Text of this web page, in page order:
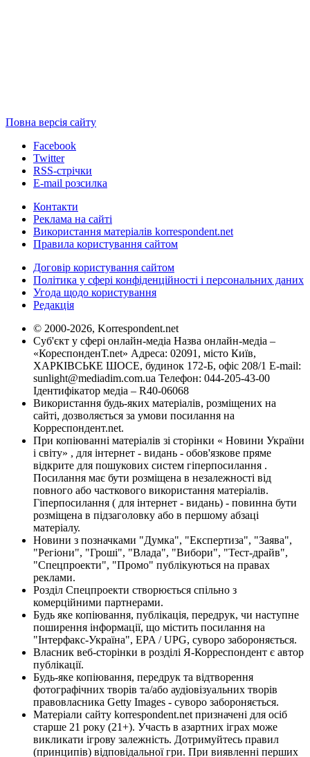
Повна версія сайту
Facebook
Twitter
RSS-стрічки
E-mail розсилка
Контакти
Реклама на сайті
Використання матеріалів korrespondent.net
Правила користування сайтом
Договір користування сайтом
Політика у сфері конфіденційності і персональних даних
Угода щодо користування
Редакція
© 2000-2026, Korrespondent.net
Суб'єкт у сфері онлайн-медіа Назва онлайн-медіа –
«КореспонденТ.net» Адреса: 02091, місто Київ,
ХАРКІВСЬКЕ ШОСЕ, будинок 172-Б, офіс 208/1 E-mail:
sunlight@mediadim.com.ua Телефон: 044-205-43-00
Ідентифікатор медіа – R40-06068
Використання будь-яких матеріалів, розміщених на
сайті, дозволяється за умови посилання на
Корреспондент.net.
При копіюванні матеріалів зі сторінки « Новини України
і світу» , для інтернет - видань - обов'язкове пряме
відкрите для пошукових систем гіперпосилання .
Посилання має бути розміщена в незалежності від
повного або часткового використання матеріалів.
Гіперпосилання ( для інтернет - видань) - повинна бути
розміщена в підзаголовку або в першому абзаці
матеріалу.
Новини з позначками "Думка", "Експертиза", "Заява",
"Регіони", "Гроші", "Влада", "Вибори", "Тест-драйв",
"Спецпроекти", "Промо" публікуються на правах
реклами.
Розділ Спецпроекти створюється спільно з
комерційними партнерами.
Будь яке копіювання, публікація, передрук, чи наступне
поширення інформації, що містить посилання на
"Інтерфакс-Україна", EPA / UPG, суворо забороняється.
Власник веб-сторінки в розділі Я-Корреспондент є автор
публікації.
Будь-яке копіювання, передрук та відтворення
фотографічних творів та/або аудіовізуальних творів
правовласника Getty Images - суворо забороняється.
Матеріали сайту korrespondent.net призначені для осіб
старше 21 року (21+). Участь в азартних іграх може
викликати ігрову залежність. Дотримуйтесь правил
(принципів) відповідальної гри. При виявленні перших